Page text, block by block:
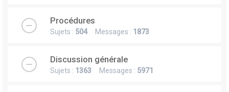
Procédures
Sujets : 504Messages : 1873
Discussion générale
Sujets : 1363 Messages : 5971